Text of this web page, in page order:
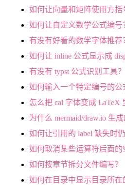
如何让向量和矩阵使用方括
如何让自定义数学公式编号
有没有好看的数学字体推荐
如何让 inline 公式显示成
有没有 typst 公式识别工具？
如何输入一个特定编号的公
怎么把 cal 字体变成 LaTeX
为什么 mermaid/draw.io 生
如何让引用的 label 缺失时
如何取消某些运算符后面
如何按章节拆分文件编写？
如何在目录中显示目录所在